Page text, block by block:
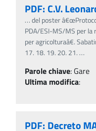
PDF: C.V.
…del poster
PDA/ESI-MS/MS per la
per agricolturaâ€.
17. 18. 19. 20. 21. …
Parole chiave: Gare
Ultima modifica:
PDF: Decreto